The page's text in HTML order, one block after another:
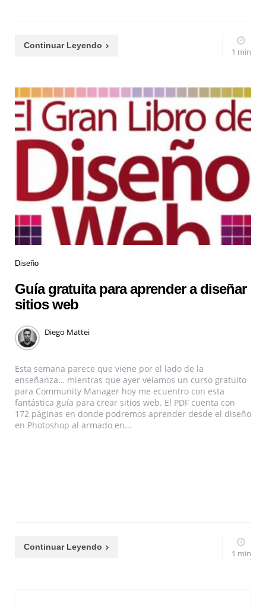
Continuar Leyendo
1 min
Diseño
Guía gratuita para aprender a diseñar
sitios web
Diego Mattei
Esta semana parece que viene por el lado de la
enseñanza… mientras que ayer veíamos un curso gratuito
para Community Manager hoy me ecuentro con esta
fantástica guía para crear sitios web. El PDF cuenta con
172 páginas en donde podremos aprender desde el diseño
en Photoshop al armado en...
Continuar Leyendo
1 min